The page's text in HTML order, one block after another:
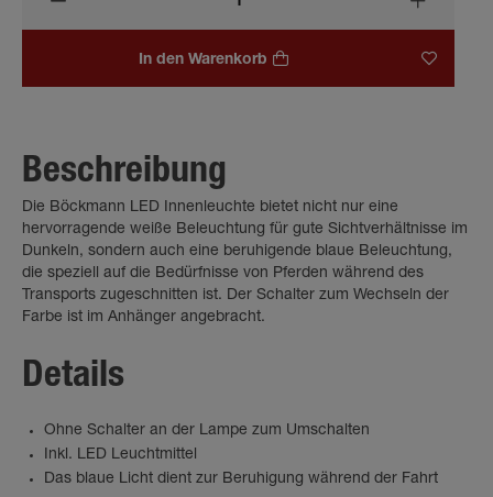
In den Warenkorb
Beschreibung
Die Böckmann LED Innenleuchte bietet nicht nur eine
hervorragende weiße Beleuchtung für gute Sichtverhältnisse im
Dunkeln, sondern auch eine beruhigende blaue Beleuchtung,
die speziell auf die Bedürfnisse von Pferden während des
Transports zugeschnitten ist. Der Schalter zum Wechseln der
Farbe ist im Anhänger angebracht.
Details
Ohne Schalter an der Lampe zum Umschalten
Inkl. LED Leuchtmittel
Das blaue Licht dient zur Beruhigung während der Fahrt